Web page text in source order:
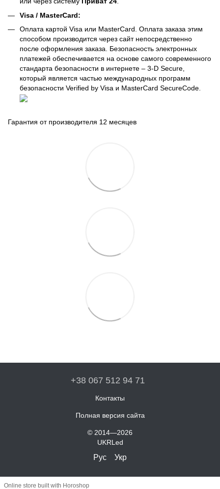
Visa / MasterCard:
Оплата картой Visa или MasterCard. Оплата заказа этим
способом производится через сайт непосредственно
после оформления заказа. Безопасность электронных
платежей обеспечивается на основе самого современного
стандарта безопасности в интернете – 3-D Secure,
который является частью международных программ
безопасности Verified by Visa и MasterCard SecureCode.
Гарантия от производителя 12 месяцев
+38 067 512 94 71
Контакты
Полная версия сайта
© 2014—2026
UKRLed
Рус Укр
Online store built with Horoshop